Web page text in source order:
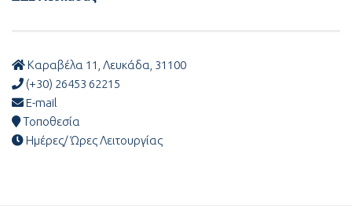
Καραβέλα 11, Λευκάδα, 31100
(+30) 26453 62215
E-mail
Τοποθεσία
Ημέρες/ Ώρες Λειτουργίας